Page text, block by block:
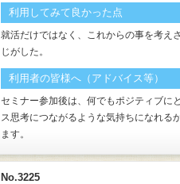
利用してみて良かった点
就活だけではなく、これからの事を考え
じがした。
利用者の皆様へ（アドバイス等）
セミナー参加後は、何でもポジティブに
ス思考につながるような気持ちになれる
ます。
No.3225